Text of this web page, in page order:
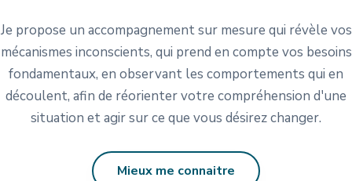
Je propose un accompagnement sur mesure qui révèle vos
mécanismes inconscients, qui prend en compte vos besoins
fondamentaux, en observant les comportements qui en
découlent, afin de réorienter votre compréhension d'une
situation et agir sur ce que vous désirez changer.
Mieux me connaitre